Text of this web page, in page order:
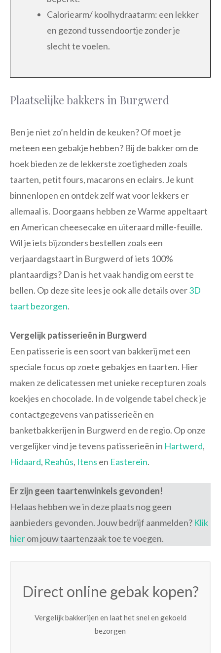
Caloriearm/ koolhydraatarm: een lekker
en gezond tussendoortje zonder je
slecht te voelen.
Plaatselijke bakkers in Burgwerd
Ben je niet zo’n held in de keuken? Of moet je
meteen een gebakje hebben? Bij de bakker om de
hoek bieden ze de lekkerste zoetigheden zoals
taarten, petit fours, macarons en eclairs. Je kunt
binnenlopen en ontdek zelf wat voor lekkers er
allemaal is. Doorgaans hebben ze Warme appeltaart
en American cheesecake en uiteraard mille-feuille.
Wil je iets bijzonders bestellen zoals een
verjaardagstaart in Burgwerd of iets 100%
plantaardigs? Dan is het vaak handig om eerst te
bellen. Op deze site lees je ook alle details over3D
taart bezorgen.
Vergelijk patisserieën in Burgwerd
Een patisserie is een soort van bakkerij met een
speciale focus op zoete gebakjes en taarten. Hier
maken ze delicatessen met unieke recepturen zoals
koekjes en chocolade. In de volgende tabel check je
contactgegevens van patisserieën en
banketbakkerijen in Burgwerd en de regio. Op onze
vergelijker vind je tevens patisserieën in Hartwerd,
Hidaard, Reahûs, Itens en Easterein.
Er zijn geen taartenwinkels gevonden!
Helaas hebben we in deze plaats nog geen
aanbieders gevonden. Jouw bedrijf aanmelden? Klik
hierom jouw taartenzaak toe te voegen.
Direct online gebak kopen?
Vergelijk bakkerijen en laat het snel en gekoeld
bezorgen